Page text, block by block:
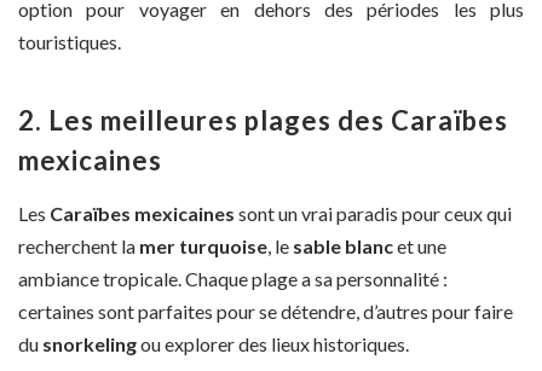
option pour voyager en dehors des périodes les plus
touristiques.
2. Les meilleures plages des Caraïbes
mexicaines
Les Caraïbes mexicaines sont un vrai paradis pour ceux qui
recherchent la mer turquoise , le sable blancet une
ambiance tropicale. Chaque plage a sa personnalité :
certaines sont parfaites pour se détendre, d’autres pour faire
du snorkelingou explorer des lieux historiques.